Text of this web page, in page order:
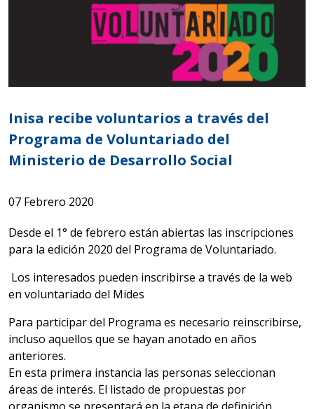
Inisa recibe voluntarios a través del
Programa de Voluntariado del
Ministerio de Desarrollo Social
07 Febrero 2020
Desde el 1° de febrero están abiertas las inscripciones
para la edición 2020 del Programa de Voluntariado.
Los interesados pueden inscribirse a través de la web
en voluntariado del Mides
Para participar del Programa es necesario reinscribirse,
incluso aquellos que se hayan anotado en años
anteriores.
En esta primera instancia las personas seleccionan
áreas de interés. El listado de propuestas por